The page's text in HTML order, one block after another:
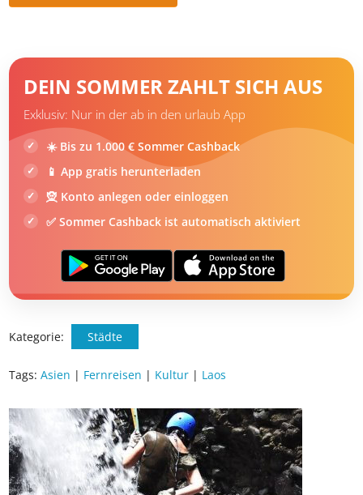
DEIN SOMMER ZAHLT SICH AUS
Exklusiv: Nur in der ab in den urlaub App
☀️ Bis zu 1.000 € Sommer Cashback
📱 App gratis herunterladen
🧝 Konto anlegen oder einloggen
✅ Sommer Cashback ist automatisch aktiviert
Kategorie: Städte
Tags:Asien | Fernreisen | Kultur | Laos